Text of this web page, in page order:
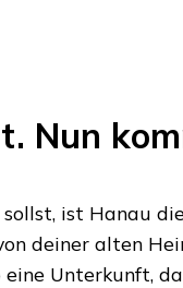
Nun
ist Hanau
deiner alten
Unterkunft,